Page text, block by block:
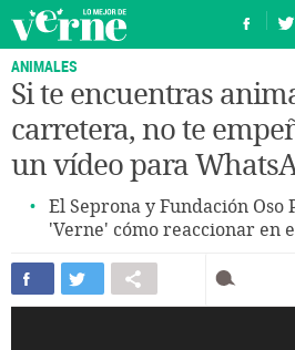
ANIMALES
Si te encuentras
carretera, no te
un vídeo para
El Seprona y Fundación Oso
'Verne' cómo reaccionar en